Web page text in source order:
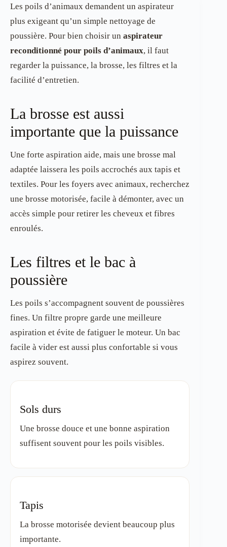
Les poils d’animaux demandent un aspirateur
plus exigeant qu’un simple nettoyage de
poussière. Pour bien choisir un aspirateur
reconditionné pour poils d’animaux, il faut
regarder la puissance, la brosse, les filtres et la
facilité d’entretien.
La brosse est aussi
importante que la puissance
Une forte aspiration aide, mais une brosse mal
adaptée laissera les poils accrochés aux tapis et
textiles. Pour les foyers avec animaux, recherchez
une brosse motorisée, facile à démonter, avec un
accès simple pour retirer les cheveux et fibres
enroulés.
Les filtres et le bac à
poussière
Les poils s’accompagnent souvent de poussières
fines. Un filtre propre garde une meilleure
aspiration et évite de fatiguer le moteur. Un bac
facile à vider est aussi plus confortable si vous
aspirez souvent.
Sols durs
Une brosse douce et une bonne aspiration
suffisent souvent pour les poils visibles.
Tapis
La brosse motorisée devient beaucoup plus
importante.